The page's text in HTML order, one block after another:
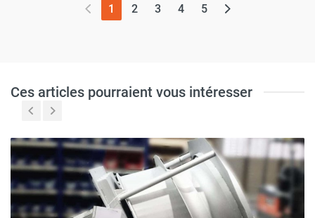
1 (page actuelle)
2 3 4 5
Ces articles pourraient vous intéresser